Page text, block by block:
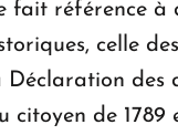
fait référence à
celle
Déclaration des
citoyen de 1789